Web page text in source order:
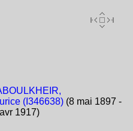
(I346638) (8 mai 1897 -
1917)